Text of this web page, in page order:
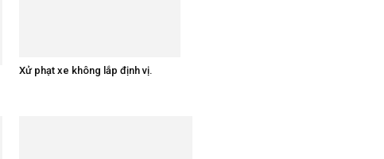
Xử phạt xe không lắp định vị.